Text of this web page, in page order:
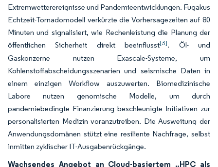
Extremwetterereignisse und Pandemieentwicklungen. Fugakus
Echtzeit-Tornadomodell verkürzte die Vorhersagezeiten auf 80
Minuten und signalisiert, wie Rechenleistung die Planung der
öffentlichen Sicherheit direkt beeinflusst[3]. Öl- und
Gaskonzerne nutzen Exascale-Systeme, um
Kohlenstoffabscheidungsszenarien und seismische Daten in
einem einzigen Workflow auszuwerten. Biomedizinische
Labore nutzen genomische Modelle, um durch
pandemiebedingte Finanzierung beschleunigte Initiativen zur
personalisierten Medizin voranzutreiben. Die Ausweitung der
Anwendungsdomänen stützt eine resiliente Nachfrage, selbst
inmitten zyklischer IT-Ausgabenrückgänge.
Wachsendes Angebot an Cloud-basiertem „HPC als